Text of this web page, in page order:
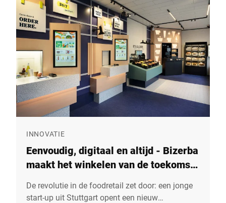
het milieu en biedt daarom duurzame
oplossingen in harmonie met economie, ecologie
en maatschappij.
INNOVATIE
Eenvoudig, digitaal en altijd - Bizerba
maakt het winkelen van de toekomst
De revolutie in de foodretail zet door: een jonge
start-up uit Stuttgart opent een nieuw